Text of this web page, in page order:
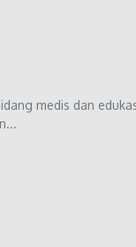
medis dan